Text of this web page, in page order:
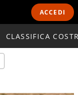
ACCEDI
CLASSIFICA